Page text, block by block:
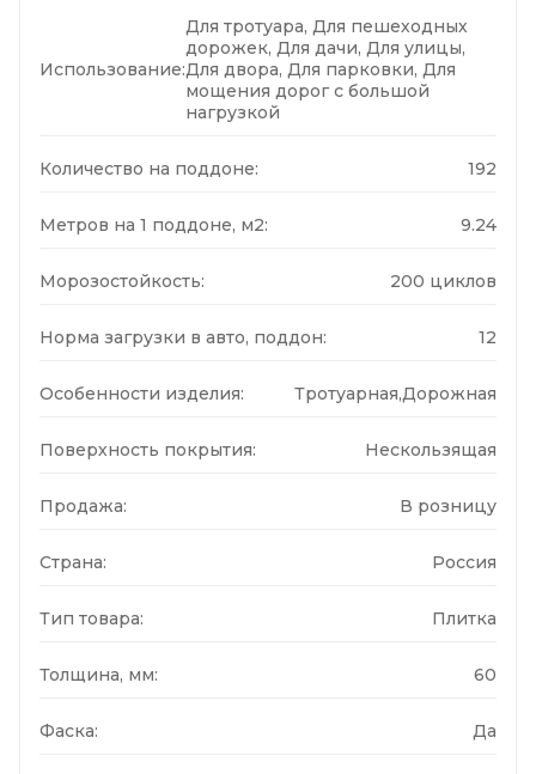
Использование:
Для тротуара, Для пешеходных
дорожек, Для дачи, Для улицы,
Для двора, Для парковки, Для
мощения дорог с большой
нагрузкой
Количество на поддоне: 192
Метров на 1 поддоне, м2: 9.24
Морозостойкость: 200 циклов
Норма загрузки в авто, поддон: 12
Особенности изделия: Тротуарная,Дорожная
Поверхность покрытия: Нескользящая
Продажа: В розницу
Страна: Россия
Тип товара: Плитка
Толщина, мм: 60
Фаска: Да